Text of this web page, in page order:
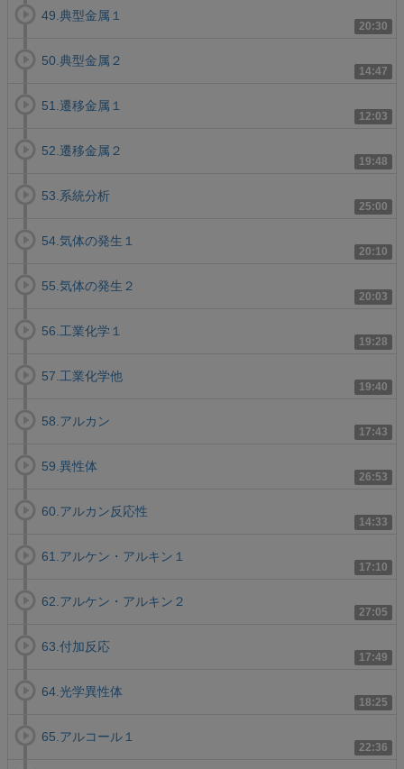
20:30
49.典型金属１
14:47
50.典型金属２
12:03
51.遷移金属１
19:48
52.遷移金属２
25:00
53.系統分析
20:10
54.気体の発生１
20:03
55.気体の発生２
19:28
56.工業化学１
19:40
57.工業化学他
17:43
58.アルカン
26:53
59.異性体
14:33
60.アルカン反応性
17:10
61.アルケン・アルキン１
27:05
62.アルケン・アルキン２
17:49
63.付加反応
18:25
64.光学異性体
22:36
65.アルコール１